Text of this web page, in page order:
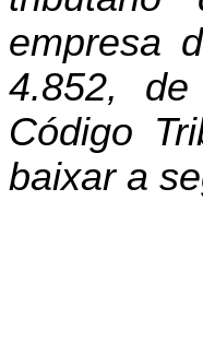
empresa
4.852,
Código
baixar a